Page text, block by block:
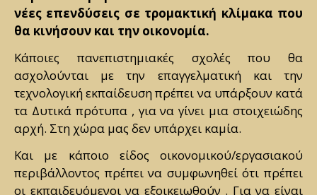
νέες επενδύσεις σε τρομακτική κλίμακα που
θα κινήσουν και την οικονομία.
Κάποιες πανεπιστημιακές σχολές που θα
ασχολούνται με την επαγγελματική και την
τεχνολογική εκπαίδευση πρέπει να υπάρξουν κατά
τα Δυτικά πρότυπα , για να γίνει μια στοιχειώδης
αρχή. Στη χώρα μας δεν υπάρχει καμία.
Και με κάποιο είδος οικονομικού/εργασιακού
περιβάλλοντος πρέπει να συμφωνηθεί ότι πρέπει
οι εκπαιδευόμενοι να εξοικειωθούν . Για να είναι